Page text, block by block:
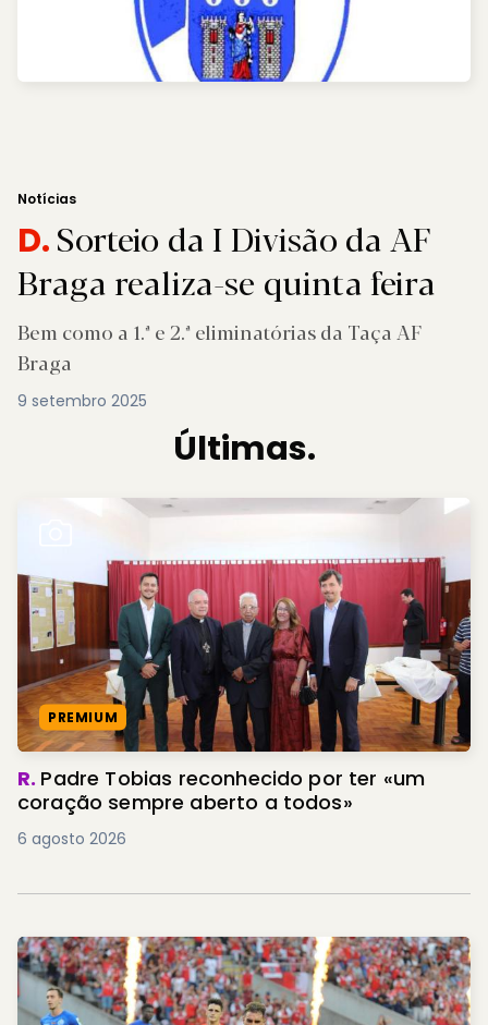
Notícias
D.Sorteio da I Divisão da AF
Braga realiza-se quinta feira
Bem como a 1.ª e 2.ª eliminatórias da Taça AF
Braga
9 setembro 2025
Últimas.
PREMIUM
R. Padre Tobias reconhecido por ter «um
coração sempre aberto a todos»
6 agosto 2026